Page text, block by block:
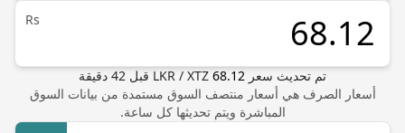
Rs
تم تحديث سعر LKR / XTZ 68.12 قبل 42 دقيقة
أسعار الصرف هي أسعار منتصف السوق مستمدة من بيانات السوق
المباشرة ويتم تحديثها كل ساعة.